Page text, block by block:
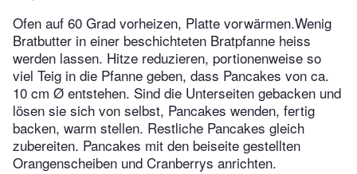
Ofen auf 60 Grad vorheizen, Platte vorwärmen.Wenig
Bratbutter in einer beschichteten Bratpfanne heiss
werden lassen. Hitze reduzieren, portionenweise so
viel Teig in die Pfanne geben, dass Pancakes von ca.
10 cm Ø entstehen. Sind die Unterseiten gebacken und
lösen sie sich von selbst, Pancakes wenden, fertig
backen, warm stellen. Restliche Pancakes gleich
zubereiten. Pancakes mit den beiseite gestellten
Orangenscheiben und Cranberrys anrichten.